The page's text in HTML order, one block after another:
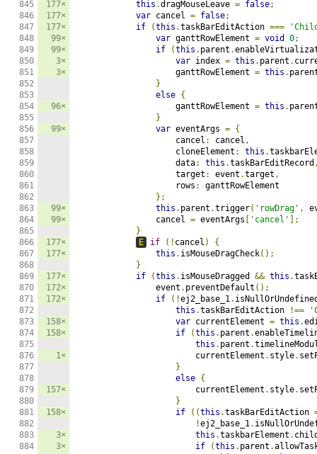
177×
177×
177×
99×
99×
3×
3×
96×
99×
99×
99×
177×
177×
177×
172×
172×
158×
158×
1×
157×
158×
3×
3×
this .dragMouseLeave = false;
var cancel = false;
if
(this .taskBarEditAction ===
var ganttRowElement = void 0;
if
(this . parent .
var index = this . parent .
                    ganttRowElement
= this .
}
else {
                    ganttRowElement
= this .
}
var eventArgs = {
                    cancel
: cancel ,
                    cloneElement
: this .
                    data
: this .taskBarEditRecord
                    target
: event .target ,
                    rows
:
ganttRowElement
};
this . parent .trigger( 'rowDrag' ,
                cancel
= eventArgs 'cancel'
];
}
E
if (! cancel )
{
this . isMouseDragCheck();
}
if
(this . isMouseDragged && this .
                event
. preventDefault ();
if
(!ej2_base_1.
this .taskBarEditAction !==
var currentElement = this .
if
(this . parent .
this . parent .
                        currentElement
. style.
}
else {
                        currentElement
. style.
}
if
((this .taskBarEditAction
!ej2_base_1.
this .taskbarElement .
if
(this . parent .